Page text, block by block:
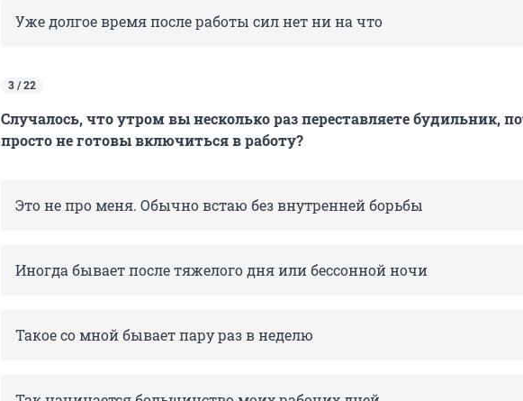
Уже долгое время после работы сил нет ни на что
3 / 22
Случалось, что утром вы несколько раз переставляете будильник,
просто не готовы включиться в работу?
Это не про меня. Обычно встаю без внутренней борьбы
Иногда бывает после тяжелого дня или бессонной ночи
Такое со мной бывает пару раз в неделю